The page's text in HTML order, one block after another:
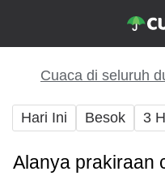
Cuaca di seluruh
Hari Ini Besok 3
Alanya prakiraan